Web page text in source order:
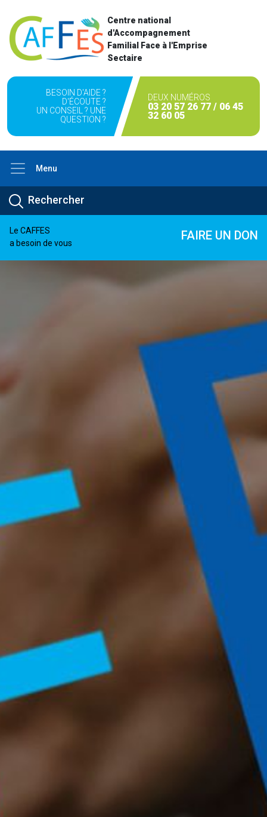
Centre national
d'Accompagnement
Familial Face à l'Emprise
Sectaire
BESOIN D'AIDE ?
D'ÉCOUTE ?
UN CONSEIL ? UNE
QUESTION ?
DEUX NUMÉROS
03 20 57 26 77 / 06 45
32 60 05
Menu
Le CAFFES
a besoin de vous
FAIRE UN DON